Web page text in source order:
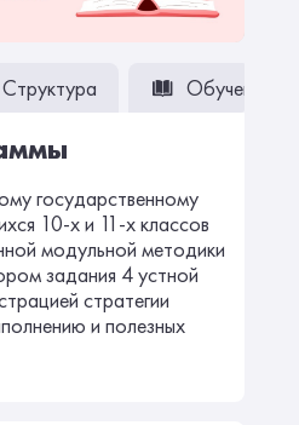
Структура Обучение
государственному
10-х и 11-х классов
модульной методики
задания 4 устной
стратегии
и полезных